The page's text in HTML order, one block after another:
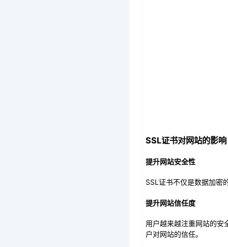
SSL证书对网站的影响
提升网站安全性
SSL证书不仅是数据加密
提升网站信任度
用户越来越注重网站的安
户对网站的信任。